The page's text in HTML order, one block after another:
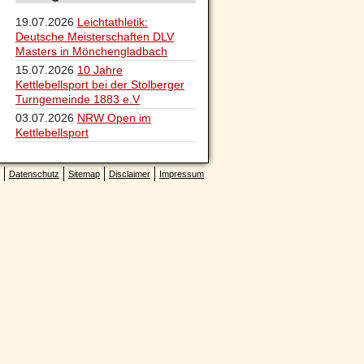
19.07.2026 Leichtathletik:
Deutsche Meisterschaften DLV
Masters in Mönchengladbach
15.07.2026 10 Jahre
Kettlebellsport bei der Stolberger
Turngemeinde 1883 e.V
03.07.2026 NRW Open im
Kettlebellsport
Impressum
Disclaimer
Sitemap
Datenschutz